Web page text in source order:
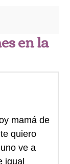
en la
mamá de
quiero
ve a
igual